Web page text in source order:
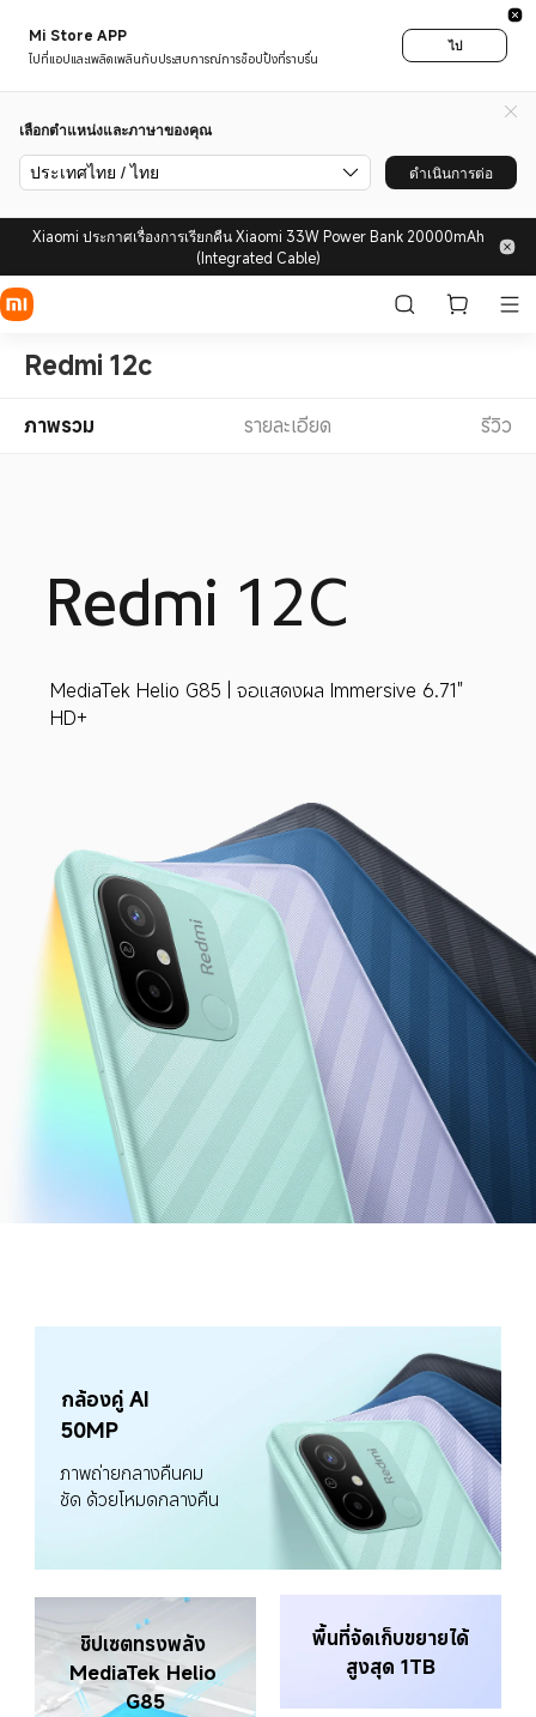
Mi Store APP
ไปที่แอปและเพลิดเพลินกับประสบการณ์การช็อปปิ้งที่ราบรื่น
ไป
เลือกตำแหน่งและภาษาของคุณ
ประเทศไทย / ไทย ดำเนินการต่อ
Xiaomi ประกาศเรื่องการเรียกคืน Xiaomi 33W Power Bank 20000mAh
(Integrated Cable)
Redmi 12c
ภาพรวม รายละเอียด รีวิว
Redmi 12C
MediaTek Helio G85 | จอแสดงผล Immersive 6.71"
HD+
กล้องคู่ AI
50MP
ภาพถ่ายกลางคืนคม
ชัด ด้วยโหมดกลางคืน
พื้นที่จัดเก็บขยายได้
สูงสุด 1TB
ชิปเซตทรงพลัง
MediaTek Helio
G85